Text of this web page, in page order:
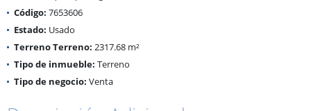
Código: 7653606
Estado: Usado
Terreno Terreno: 2317.68 m²
Tipo de inmueble: Terreno
Tipo de negocio: Venta